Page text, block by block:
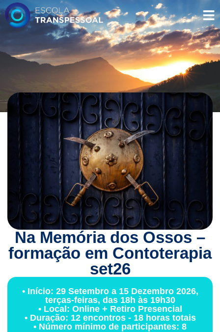
Na Memória dos Ossos –
formação em Contoterapia
set26
• Início: 29 Setembro a 15 Dezembro 2026,
terças-feiras, das 18h às 19h30
• Local: Online + Retiro Presencial
• Duração: 12 encontros - 18 horas totais
• Número mínimo de participantes: 8